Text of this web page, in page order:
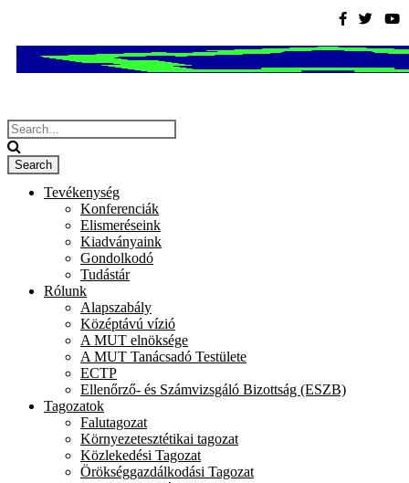
Tevékenység
Konferenciák
Elismeréseink
Kiadványaink
Gondolkodó
Tudástár
Rólunk
Alapszabály
Középtávú vízió
A MUT elnöksége
A MUT Tanácsadó Testülete
ECTP
Ellenőrző- és Számvizsgáló Bizottság (ESZB)
Tagozatok
Falutagozat
Környezetesztétikai tagozat
Közlekedési Tagozat
Örökséggazdálkodási Tagozat